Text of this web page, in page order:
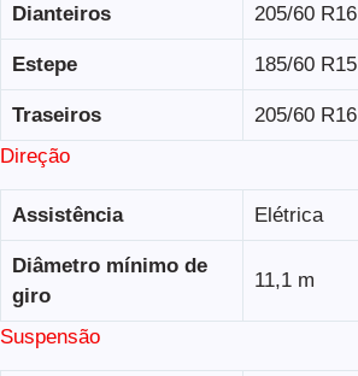
Dianteiros 205/60 R16
Estepe 185/60 R15
Traseiros
205/60 R16
Direção
Assistência Elétrica
Diâmetro mínimo de
giro
11,1 m
Suspensão